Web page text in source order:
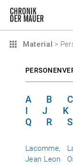
Material >
A B C
I
J K
Q
R S
Lacomme,
Jean Leon